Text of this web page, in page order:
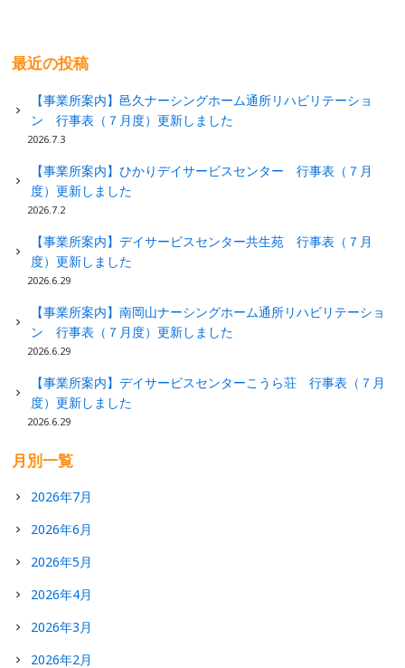
最近の投稿
【事業所案内】邑久ナーシングホーム通所リハビリテーショ
ン 行事表（７月度）更新しました
2026.7.3
【事業所案内】ひかりデイサービスセンター 行事表（７月
度）更新しました
2026.7.2
【事業所案内】デイサービスセンター共生苑 行事表（７月
度）更新しました
2026.6.29
【事業所案内】南岡山ナーシングホーム通所リハビリテーショ
ン 行事表（７月度）更新しました
2026.6.29
【事業所案内】デイサービスセンターこうら荘 行事表（７月
度）更新しました
2026.6.29
月別一覧
2026年7月
2026年6月
2026年5月
2026年4月
2026年3月
2026年2月